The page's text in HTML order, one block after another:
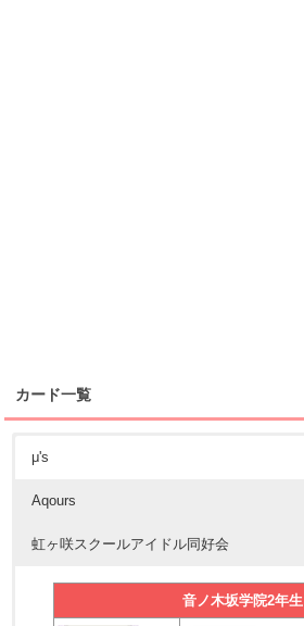
カード一覧
μ's
Aqours
虹ヶ咲スクールアイドル同好会
音ノ木坂学院2年生